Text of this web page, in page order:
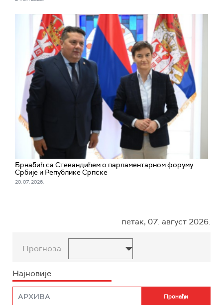
Брнабић са Стевандићем о парламентарном форуму
Србије и Републике Српске
20. 07. 2026.
петак, 07. август 2026.
Прогноза
Најновије